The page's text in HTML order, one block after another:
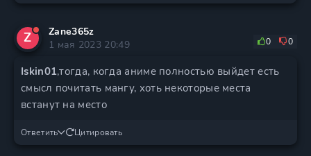
Z
Zane365z
1 мая 2023 20:49
0 0
Iskin01,тогда, когда аниме полностью выйдет есть
смысл почитать мангу, хоть некоторые места
встанут на место
Ответить Цитировать